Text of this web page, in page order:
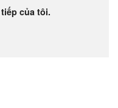
của tôi.